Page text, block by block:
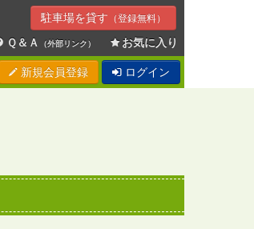
駐車場を貸す （登録無料）
Ｑ＆Ａ （外部リンク） お気に入り
新規会員登録 ログイン